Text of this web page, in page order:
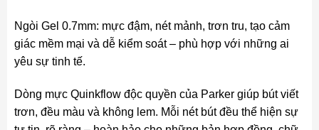
Ngòi Gel 0.7mm: mực đậm, nét mảnh, trơn tru, tạo cảm
giác mềm mại và dễ kiểm soát – phù hợp với những ai
yêu sự tinh tế.
Dòng mực Quinkflow độc quyền của Parker giúp bút viết
trơn, đều màu và không lem. Mỗi nét bút đều thể hiện sự